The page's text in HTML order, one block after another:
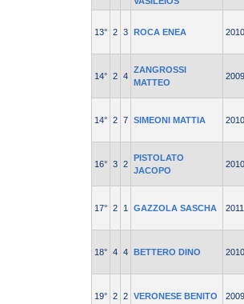
13° 2 3 ROCA ENEA 2010
14° 2 4
ZANGROSSI
MATTEO
2009
14° 2 7 SIMEONI MATTIA 2010
16° 3 2
PISTOLATO
JACOPO
2010
17° 2 1 GAZZOLA SASCHA 2011
18° 4 4 BETTERO DINO 2010
19° 2 2 VERONESE BENITO 2009